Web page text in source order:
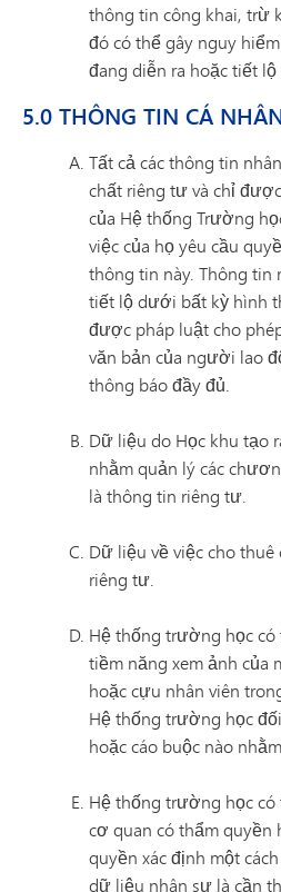
thông tin công khai, trừ
đó có thể gây nguy
đang diễn ra hoặc tiết
5.0 THÔNG TIN CÁ
Tất cả các thông tin
chất riêng tư và chỉ
của Hệ thống Trường
việc của họ yêu cầu
thông tin này. Thông
tiết lộ dưới bất kỳ hình
được pháp luật cho
văn bản của người lao
thông báo đầy đủ.
Dữ liệu do Học khu tạo
nhằm quản lý các
là thông tin riêng tư.
Dữ liệu về việc cho
riêng tư.
Hệ thống trường học có
tiềm năng xem ảnh của
hoặc cựu nhân viên
Hệ thống trường học
hoặc cáo buộc nào
Hệ thống trường học
cơ quan có thẩm
quyền xác định một
dữ liệu nhân sự là cần